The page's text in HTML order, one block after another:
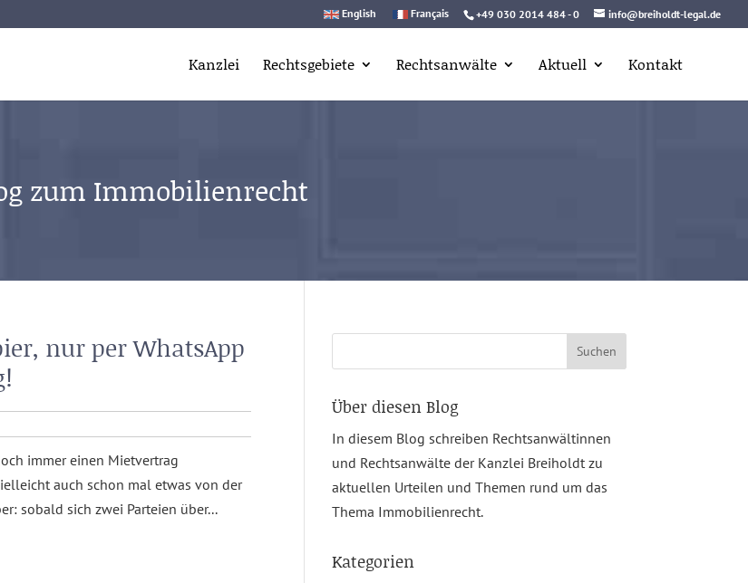
+49 030 2014 484 - 0 info@breiholdt-legal.de
English Français
Kanzlei Rechtsgebiete Rechtsanwälte Aktuell Kontakt
zum Immobilienrecht
nur per WhatsApp
immer einen Mietvertrag
auch schon mal etwas von der
sobald sich zwei Parteien über...
Über diesen Blog
In diesem Blog schreiben Rechtsanwältinnen
und Rechtsanwälte der Kanzlei Breiholdt zu
aktuellen Urteilen und Themen rund um das
Thema Immobilienrecht.
Kategorien